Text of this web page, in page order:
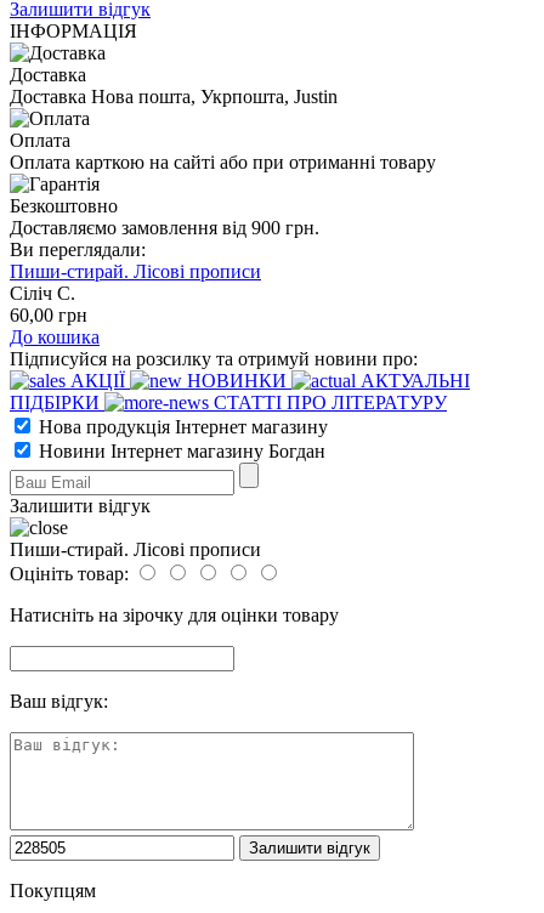
Залишити відгук
ІНФОРМАЦІЯ
Доставка
Доставка Нова пошта, Укрпошта, Justin
Оплата
Оплата карткою на сайті або при отриманні товару
Безкоштовно
Доставляємо замовлення від 900 грн.
Ви переглядали:
Пиши-стирай. Лісові прописи
Сіліч С.
60,00 грн
До кошика
Підписуйся на розсилку та отримуй новини про:
АКЦІЇ
НОВИНКИ
АКТУАЛЬНІ
ПІДБІРКИ
СТАТТІ ПРО ЛІТЕРАТУРУ
Нова продукція Інтернет магазину
Новини Інтернет магазину Богдан
Залишити відгук
Пиши-стирай. Лісові прописи
Оцініть товар:
Натисніть на зірочку для оцінки товару
Ваш відгук:
Покупцям